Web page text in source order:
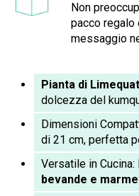
Non
pacco
messaggio
Pianta di
dolcezza del
Dimensioni
di 21 cm, perfetta
Versatile in
bevande e